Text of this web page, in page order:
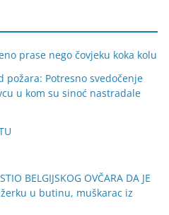
prase nego čovjeku koka kolu
požara: Potresno svedočenje
u kom su sinoć nastradale
BELGIJSKOG OVČARA DA JE
u butinu, muškarac iz